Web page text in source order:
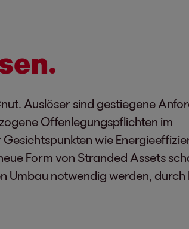
Auslöser sind gestiegene
Offenlegungspflichten im
wie
Form von Stranded Assets
Umbau notwendig werden,